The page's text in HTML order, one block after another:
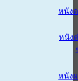
หนัง
หนัง
หนัง